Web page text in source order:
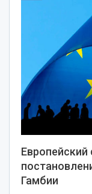
Европейский
Гамбии